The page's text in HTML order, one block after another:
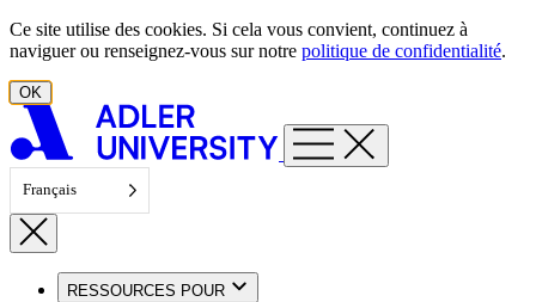
Aller au contenu
Ce site utilise des cookies. Si cela vous convient, continuez à
naviguer ou renseignez-vous sur notre politique de confidentialité.
OK
Français
RESSOURCES POUR